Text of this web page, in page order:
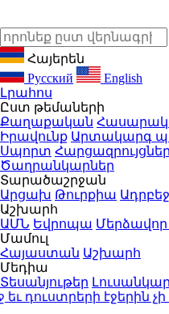
Հայերեն
Русский
English
Լրահոս
Ըստ թեմաների
Քաղաքական
Իրավունք Արտակարգ
Սպորտ Հարցազրույցներ
Ծաղրանկարներ
Տարածաշրջան
Արցախ Թուրքիա
Աշխարհ
ԱՄՆ Եվրոպա Մերձավոր
Մամուլ
Հայաստան Աշխարհ
Մեդիա
Տեսանյութեր
էջերին չի